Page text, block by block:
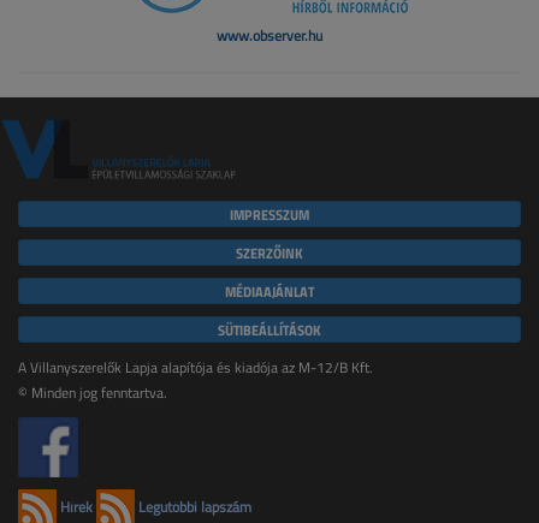
www.observer.hu
IMPRESSZUM
SZERZŐINK
MÉDIAAJÁNLAT
SÜTIBEÁLLÍTÁSOK
A Villanyszerelők Lapja alapítója és kiadója az M-12/B Kft.
© Minden jog fenntartva.
Hírek Legutóbbi lapszám